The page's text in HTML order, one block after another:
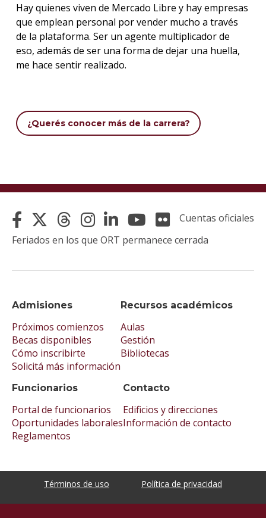
Hay quienes viven de Mercado Libre y hay empresas
que emplean personal por vender mucho a través
de la plataforma. Ser un agente multiplicador de
eso, además de ser una forma de dejar una huella,
me hace sentir realizado.
¿Querés conocer más de la carrera?
Admisiones
Próximos comienzos
Becas disponibles
Cómo inscribirte
Solicitá más información
Recursos académicos
Aulas
Gestión
Bibliotecas
Funcionarios
Portal de funcionarios
Oportunidades laborales
Reglamentos
Contacto
Edificios y direcciones
Información de contacto
Cuentas oficiales
Feriados en los que ORT permanece cerrada
Términos de uso Política de privacidad